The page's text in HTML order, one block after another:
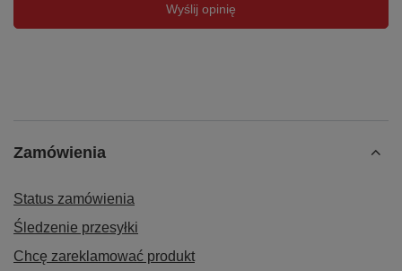
Wyślij opinię
Zamówienia
Status zamówienia
Śledzenie przesyłki
Chcę zareklamować produkt